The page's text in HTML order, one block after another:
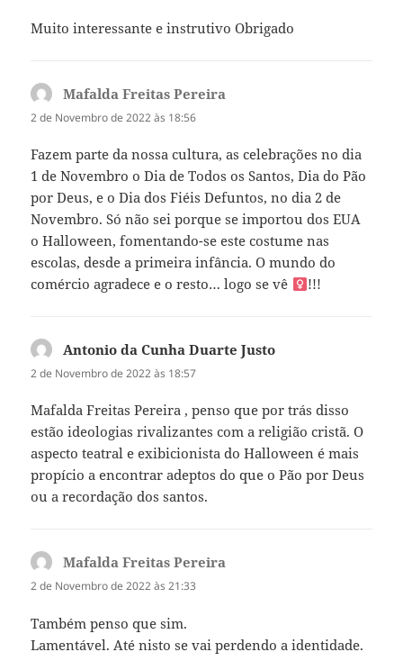
Muito interessante e instrutivo Obrigado
Mafalda Freitas Pereira
2 de Novembro de 2022 às 18:56
Fazem parte da nossa cultura, as celebrações no dia
1 de Novembro o Dia de Todos os Santos, Dia do Pão
por Deus, e o Dia dos Fiéis Defuntos, no dia 2 de
Novembro. Só não sei porque se importou dos EUA
o Halloween, fomentando-se este costume nas
escolas, desde a primeira infância. O mundo do
comércio agradece e o resto… logo se vê ‍
!!!
Antonio da Cunha Duarte Justo
2 de Novembro de 2022 às 18:57
Mafalda Freitas Pereira , penso que por trás disso
estão ideologias rivalizantes com a religião cristã. O
aspecto teatral e exibicionista do Halloween é mais
propício a encontrar adeptos do que o Pão por Deus
ou a recordação dos santos.
Mafalda Freitas Pereira
2 de Novembro de 2022 às 21:33
Também penso que sim.
Lamentável. Até nisto se vai perdendo a identidade.